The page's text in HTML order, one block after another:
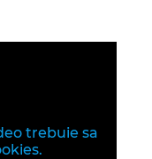
trebuie sa